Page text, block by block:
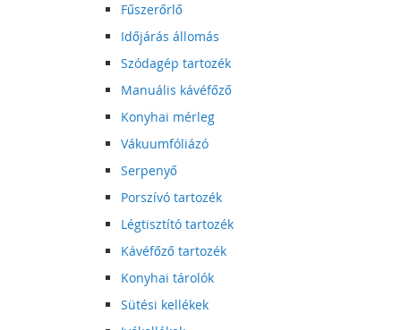
Fűszerőrlő
Időjárás állomás
Szódagép tartozék
Manuális kávéfőző
Konyhai mérleg
Vákuumfóliázó
Serpenyő
Porszívó tartozék
Légtisztító tartozék
Kávéfőző tartozék
Konyhai tárolók
Sütési kellékek